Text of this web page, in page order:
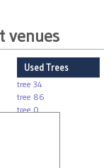
venues
Used Trees
tree 34
tree 86
tree 0